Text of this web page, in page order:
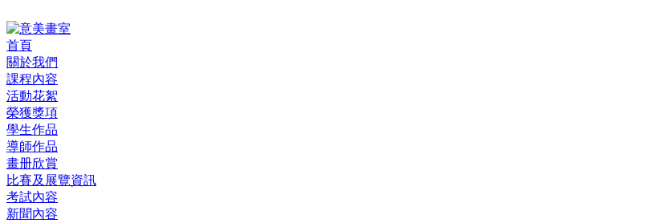
首頁
關於我們
課程內容
活動花絮
榮獲獎項
學生作品
導師作品
畫册欣賞
比賽及展覽資訊
考試內容
新聞內容